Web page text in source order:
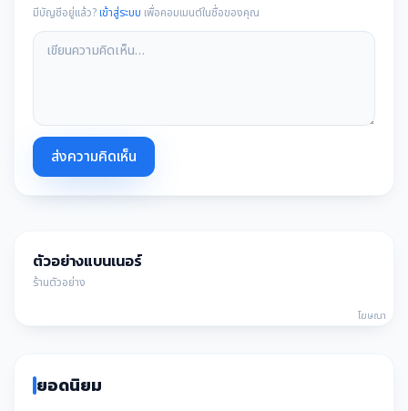
มีบัญชีอยู่แล้ว?เข้าสู่ระบบ เพื่อคอมเมนต์ในชื่อของคุณ
ส่งความคิดเห็น
ตัวอย่างแบนเนอร์
ร้านตัวอย่าง
โฆษณา
ยอดนิยม